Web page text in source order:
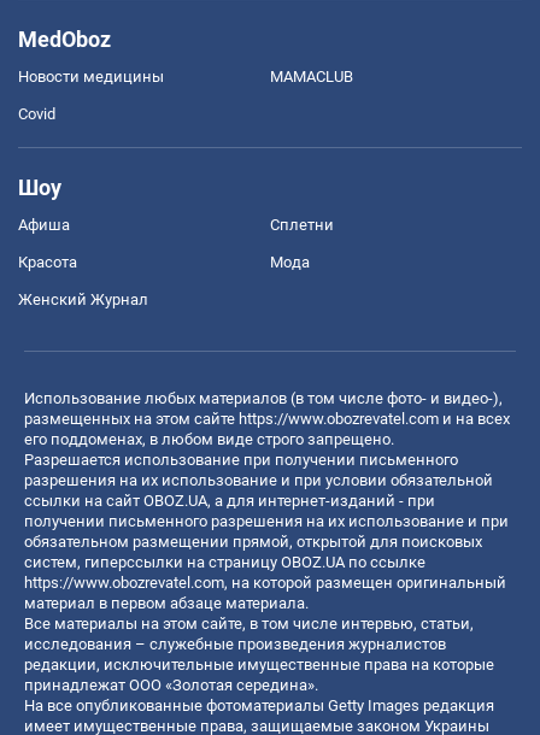
MedOboz
Новости медицины MAMACLUB
Covid
Шоу
Афиша Сплетни
Красота Мода
Женский Журнал
Использование любых материалов (в том числе фото- и видео-),
размещенных на этом сайте https://www.obozrevatel.com и на всех
его поддоменах, в любом виде строго запрещено.
Разрешается использование при получении письменного
разрешения на их использование и при условии обязательной
ссылки на сайт OBOZ.UA, а для интернет-изданий - при
получении письменного разрешения на их использование и при
обязательном размещении прямой, открытой для поисковых
систем, гиперссылки на страницу OBOZ.UA по ссылке
https://www.obozrevatel.com, на которой размещен оригинальный
материал в первом абзаце материала.
Все материалы на этом сайте, в том числе интервью, статьи,
исследования – служебные произведения журналистов
редакции, исключительные имущественные права на которые
принадлежат ООО «Золотая середина».
На все опубликованные фотоматериалы Getty Images редакция
имеет имущественные права, защищаемые законом Украины